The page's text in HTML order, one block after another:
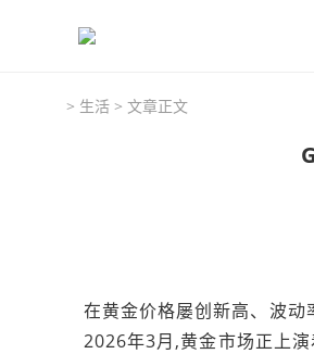
> 生活 > 文章正文
在黄金价格屡创新高、波动
2026年3月,黄金市场正上